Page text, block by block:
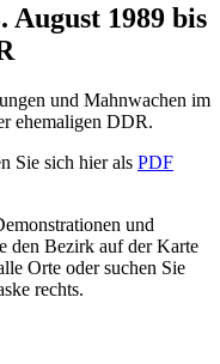
August 1989 bis
und Mahnwachen im
ehemaligen DDR.
Sie sich hier als PDF
und
den Bezirk auf der Karte
Orte oder suchen Sie
rechts.